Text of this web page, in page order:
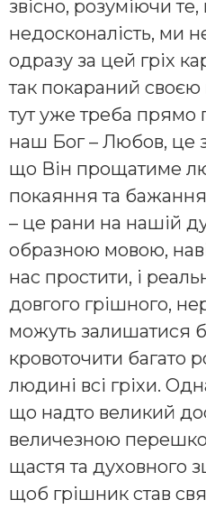
звісно, розуміючи
недосконалість, ми
одразу за цей гріх
так покараний
тут уже треба прямо
наш Бог – Любов, це
що Він прощатиме
покаяння та
– це рани на нашій
образною мовою,
нас простити, і
довгого грішного,
можуть залишатися
кровоточити багато
людині всі гріхи.
що надто великий
величезною
щастя та духовного
щоб грішник став